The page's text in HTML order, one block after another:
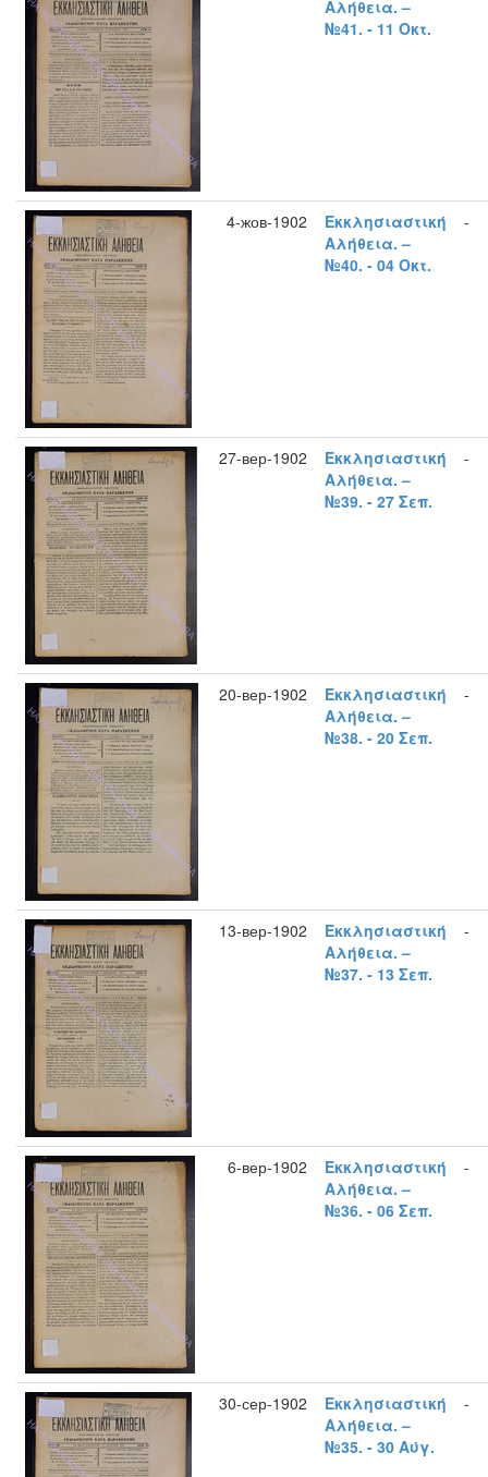
Αλήθεια. –
№41. - 11 Οκτ.
4-жов-1902
Εκκλησιαστική
Αλήθεια. –
№40. - 04 Οκτ.
-
27-вер-1902
Εκκλησιαστική
Αλήθεια. –
№39. - 27 Σεπ.
-
20-вер-1902
Εκκλησιαστική
Αλήθεια. –
№38. - 20 Σεπ.
-
13-вер-1902
Εκκλησιαστική
Αλήθεια. –
№37. - 13 Σεπ.
-
6-вер-1902
Εκκλησιαστική
Αλήθεια. –
№36. - 06 Σεπ.
-
30-сер-1902
Εκκλησιαστική
Αλήθεια. –
№35. - 30 Αύγ.
-